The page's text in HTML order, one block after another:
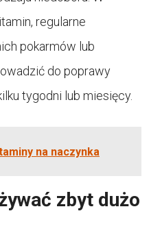
regularne
pokarmów lub
do poprawy
tygodni lub miesięcy.
na naczynka
zbyt dużo